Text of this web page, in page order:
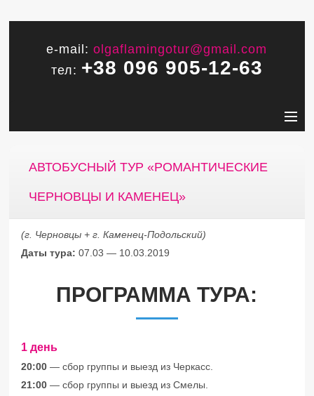
e-mail:olgaflamingotur@gmail.com
тел: +38 096 905-12-63
АВТОБУСНЫЙ ТУР «РОМАНТИЧЕСКИЕ
ЧЕРНОВЦЫ И КАМЕНЕЦ»
(г. Черновцы + г. Каменец-Подольский)
Даты тура: 07.03 — 10.03.2019
ПРОГРАММА ТУРА:
1 день
20:00 — сбор группы и выезд из Черкасс.
21:00 — сбор группы и выезд из Смелы.